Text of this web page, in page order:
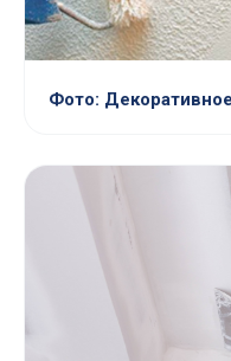
Фото: